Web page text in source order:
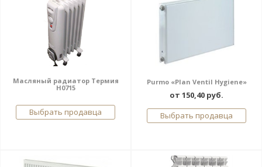
Масляный радиатор Термия
Н0715
Выбрать продавца
Purmo «Plan Ventil Hygiene»
от 150,40 руб.
Выбрать продавца